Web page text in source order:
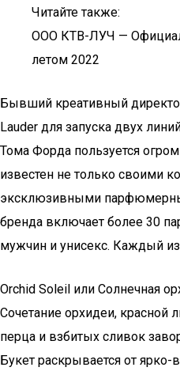
Читайте также:
OOO КТВ-ЛУЧ —
летом 2022
Бывший креативный
Lauder для запуска двух
Тома Форда пользуется
известен не только своими
эксклюзивными
бренда включает более 30
мужчин и унисекс. Каждый
Orchid Soleil или Солнечная
Сочетание орхидеи, красной
перца и взбитых сливок
Букет раскрывается от ярко-